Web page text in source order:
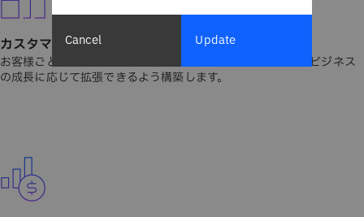
カスタマイズ可能で拡張性のあるソリューション
お客様ごとに最適なカスタム・アーキテクチャーを設計し、ビジネス
の成長に応じて拡張できるよう構築します。
Cancel Update